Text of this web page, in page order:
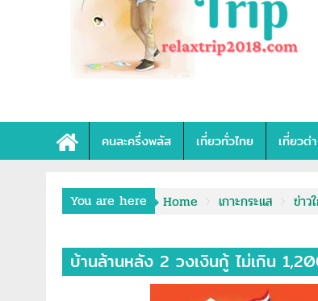
คนละครึ่งพลัส เที่ยวทั่วไทย เที่ยวต่
You are here Home เกาะกระแส ข่าว
บ้านล้านหลัง 2 วงเงินกู้ ไม่เกิน